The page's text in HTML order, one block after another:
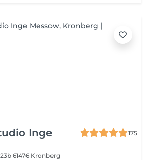
Inge
175
61476 Kronberg